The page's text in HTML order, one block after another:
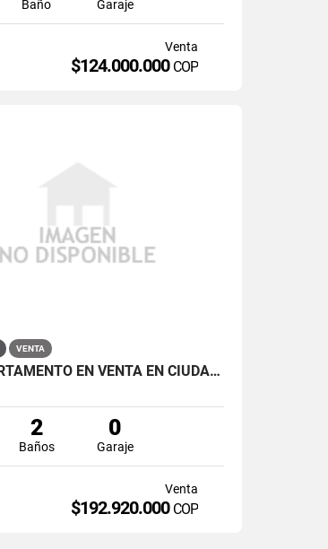
Baño Garaje
Venta
$124.000.000 COP
VENTA
ZUA - APARTAMENTO EN VENTA EN CIUDAD CORAL, ZIPAQUIRÁ
2
Baños
0
Garaje
Venta
$192.920.000 COP